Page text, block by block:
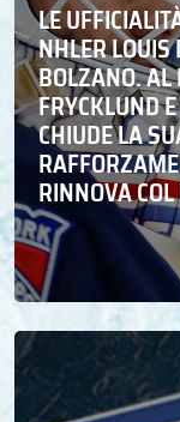
LE
NHLER LOUIS
BOLZANO.
FRYCKLUND
CHIUDE LA
RINNOVA